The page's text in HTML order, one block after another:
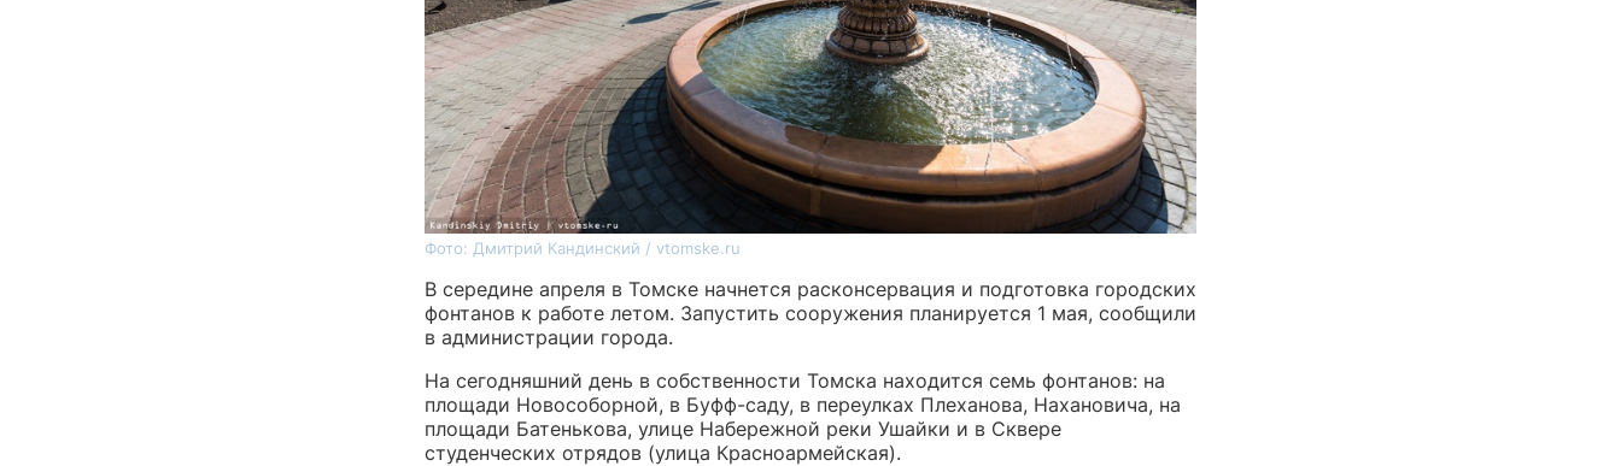
Фото: Дмитрий Кандинский / vtomske.ru
В середине апреля в Томске начнется расконсервация и подготовка городских
фонтанов к работе летом. Запустить сооружения планируется 1 мая, сообщили
в администрации города.
На сегодняшний день в собственности Томска находится семь фонтанов: на
площади Новособорной, в Буфф-саду, в переулках Плеханова, Нахановича, на
площади Батенькова, улице Набережной реки Ушайки и в Сквере
студенческих отрядов (улица Красноармейская).